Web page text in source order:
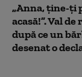
„Anna, ţine-ţi
acasă!”. Val
după ce un
desenat o